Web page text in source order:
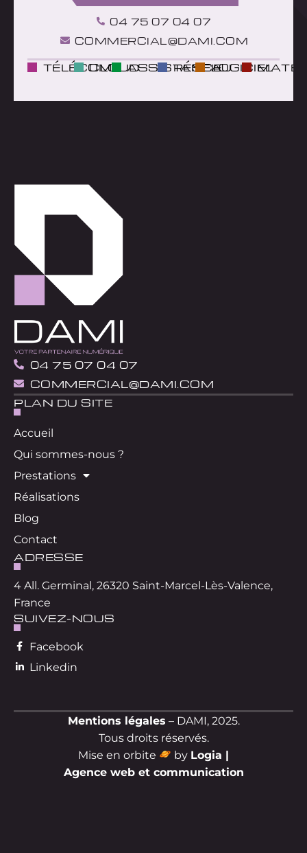
04 75 07 04 07
COMMERCIAL@DAMI.COM
TÉLÉCOMCLOUDASSISTANCE
RÉSEAULOGICIEL
04 75 07 04 07
COMMERCIAL@DAMI.COM
PLAN DU SITE
Accueil
Qui sommes-nous ?
Prestations
Réalisations
Blog
Contact
ADRESSE
4 All. Germinal, 26320 Saint-Marcel-Lès-Valence,
France
SUIVEZ-NOUS
Facebook
Linkedin
Mentions légales – DAMI, 2025.
Tous droits réservés.
Mise en orbite
by Logia |
Agence web et communication